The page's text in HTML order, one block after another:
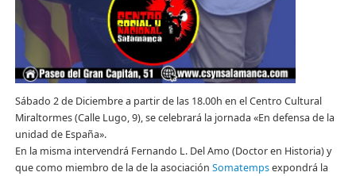
Sábado 2 de Diciembre a partir de las 18.00h en el Centro Cultural
Miraltormes (Calle Lugo, 9), se celebrará la jornada «En defensa de la
unidad de España».
En la misma intervendrá Fernando L. Del Amo (Doctor en Historia) y
que como miembro de la de la asociación Somatempsexpondrá la